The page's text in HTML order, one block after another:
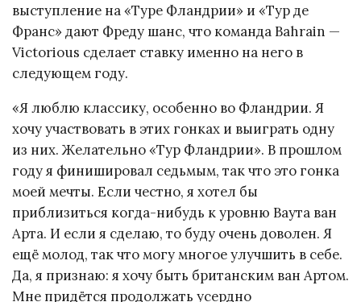
выступление на «Туре Фландрии» и «Тур де
Франс» дают Фреду шанс, что команда Bahrain —
Victorious сделает ставку именно на него в
следующем году.
«Я люблю классику, особенно во Фландрии. Я
хочу участвовать в этих гонках и выиграть одну
из них. Желательно «Тур Фландрии». В прошлом
году я финишировал седьмым, так что это гонка
моей мечты. Если честно, я хотел бы
приблизиться когда-нибудь к уровню Ваута ван
Арта. И если я сделаю, то буду очень доволен. Я
ещё молод, так что могу многое улучшить в себе.
Да, я признаю: я хочу быть британским ван Артом.
Мне придётся продолжать усердно